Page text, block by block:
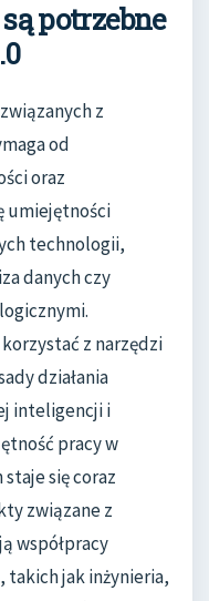
potrzebne
z
od
oraz
umiejętności
technologii,
danych czy
z narzędzi
działania
inteligencji i
pracy w
się coraz
związane z
współpracy
takich jak inżynieria,